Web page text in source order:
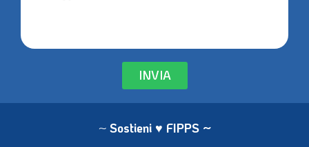
INVIA
~ Sostieni ♥ FIPPS ~